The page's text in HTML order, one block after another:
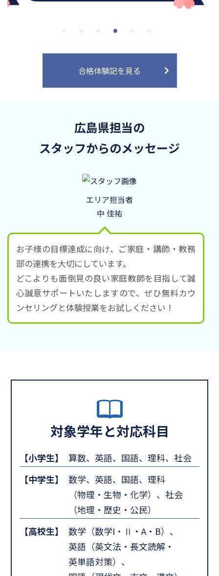
合格体験記を見る
広島県担当の
スタッフからのメッセージ
エリア担当者
中 佳祐
お子様の目標達成に向け、ご家庭・講師・教務
部の連携を大切にしています。
どこよりも面倒見の良い家庭教師を目指して誠
心誠意サポートいたしますので、ぜひ無料カウ
ンセリングと体験授業をお試しください！
対象学年と対応科目
【小学生】
算数、英語、国語、理科、社会
【中学生】
数学、英語、国語、理科
（物理・生物・化学）、社会
（地理・歴史・公民）
【高校生】
数学（数学I・Ⅱ・A・B）、
英語（英文法・長文読解・
英単語対策）、